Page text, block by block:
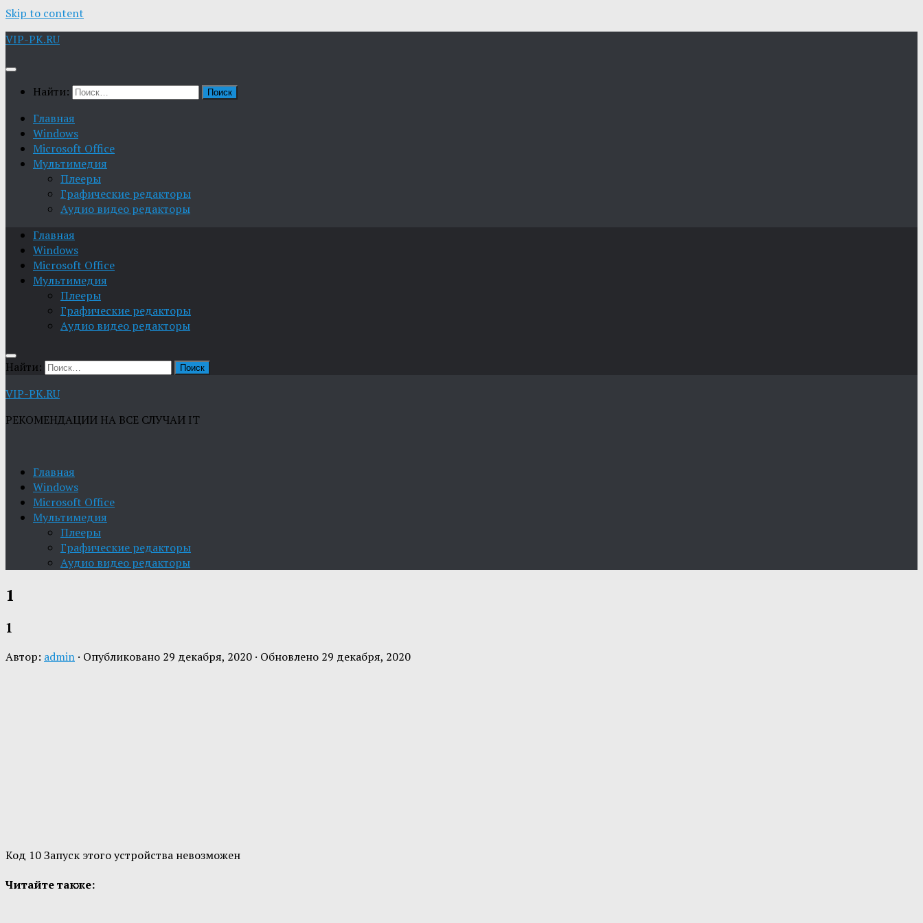
Skip to content
VIP-PK.RU
Найти:
Главная
Windows
Microsoft Office
Мультимедия
Плееры
Графические редакторы
Aудио видео редакторы
Главная
Windows
Microsoft Office
Мультимедия
Плееры
Графические редакторы
Aудио видео редакторы
Найти:
VIP-PK.RU
РЕКОМЕНДАЦИИ НА ВСЕ СЛУЧАИ IT
Главная
Windows
Microsoft Office
Мультимедия
Плееры
Графические редакторы
Aудио видео редакторы
1
1
Автор: admin · Опубликовано 29 декабря, 2020 · Обновлено 29 декабря, 2020
Код 10 Запуск этого устройства невозможен
Читайте также: